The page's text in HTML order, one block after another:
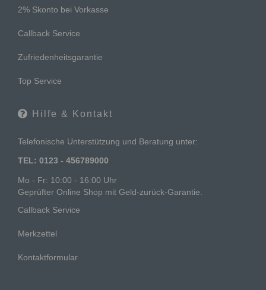
2% Skonto bei Vorkasse
Callback Service
Zufriedenheitsgarantie
Top Service
Hilfe & Kontakt
Telefonische Unterstützung und Beratung unter:
TEL: 0123 - 456789000
Mo - Fr: 10:00 - 16:00 Uhr
Geprüfter Online Shop mit Geld-zurück-Garantie.
Callback Service
Merkzettel
Kontaktformular